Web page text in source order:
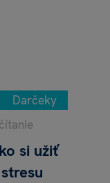
Darčeky
si užiť